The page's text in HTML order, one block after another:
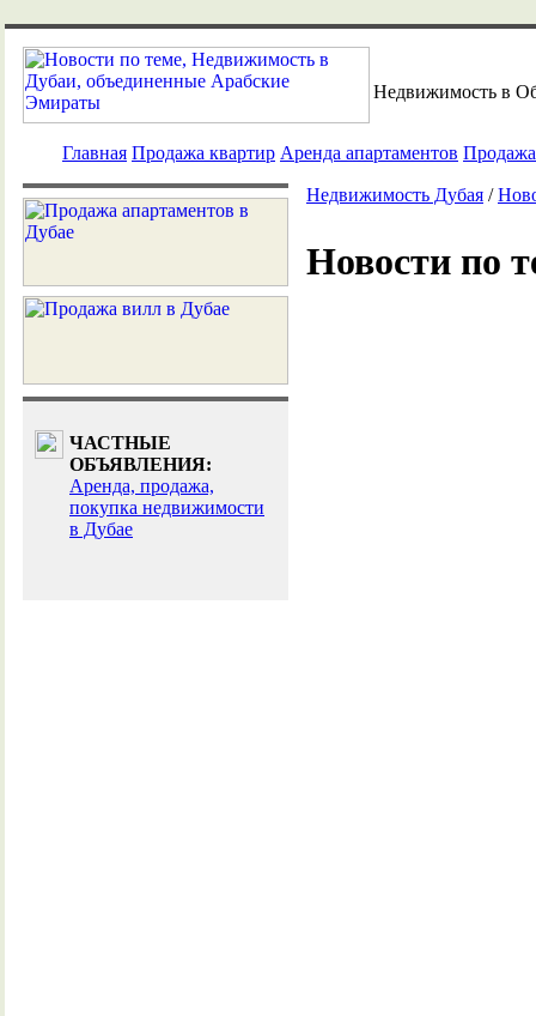
Недвижимость в
Главная Продажа квартир Аренда апартаментов
ЧАСТНЫЕ
ОБЪЯВЛЕНИЯ:
Аренда, продажа,
покупка недвижимости
в Дубае
Недвижимость Дубая /
Новости по